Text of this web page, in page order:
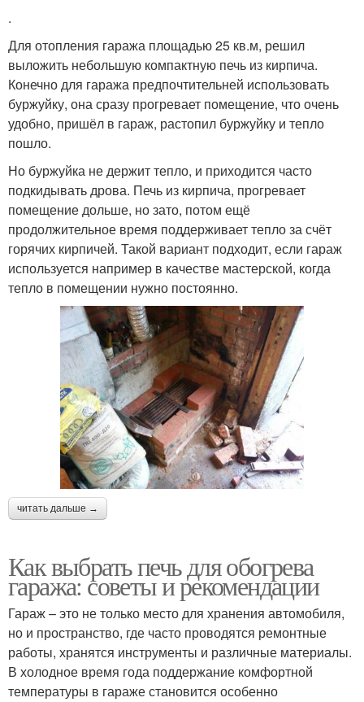
.
Для отопления гаража площадью 25 кв.м, решил
выложить небольшую компактную печь из кирпича.
Конечно для гаража предпочтительней использовать
буржуйку, она сразу прогревает помещение, что очень
удобно, пришёл в гараж, растопил буржуйку и тепло
пошло.
Но буржуйка не держит тепло, и приходится часто
подкидывать дрова. Печь из кирпича, прогревает
помещение дольше, но зато, потом ещё
продолжительное время поддерживает тепло за счёт
горячих кирпичей. Такой вариант подходит, если гараж
используется например в качестве мастерской, когда
тепло в помещении нужно постоянно.
читать дальше →
Как выбрать печь для обогрева
гаража: советы и рекомендации
Гараж – это не только место для хранения автомобиля,
но и пространство, где часто проводятся ремонтные
работы, хранятся инструменты и различные материалы.
В холодное время года поддержание комфортной
температуры в гараже становится особенно